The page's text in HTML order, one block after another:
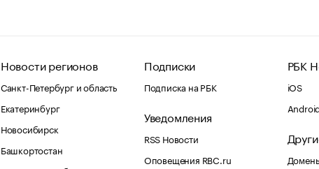
Новости регионов
Санкт-Петербург и область
Екатеринбург
Новосибирск
Башкортостан
Подписки
Подписка на РБК
Уведомления
RSS Новости
Оповещения RBC.ru
РБК
iOS